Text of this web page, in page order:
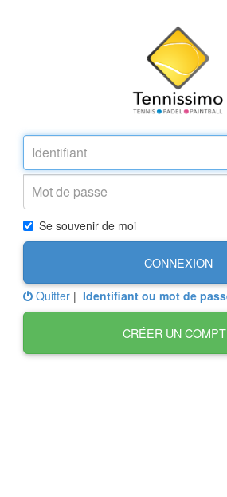
Se souvenir de moi
CONNEXION
Quitter | Identifiant ou mot de
CRÉER UN